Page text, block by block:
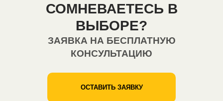
СОМНЕВАЕТЕСЬ В
ВЫБОРЕ?
ЗАЯВКА НА БЕСПЛАТНУЮ
КОНСУЛЬТАЦИЮ
ОСТАВИТЬ ЗАЯВКУ